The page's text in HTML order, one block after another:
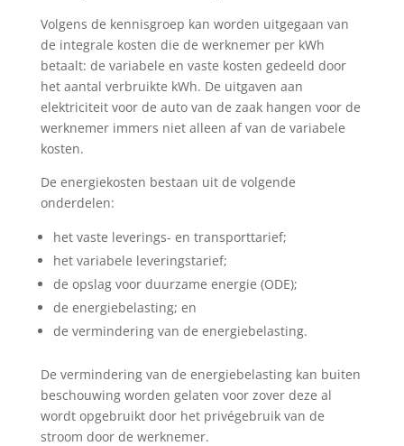
Volgens de kennisgroep kan worden uitgegaan van
de integrale kosten die de werknemer per kWh
betaalt: de variabele en vaste kosten gedeeld door
het aantal verbruikte kWh. De uitgaven aan
elektriciteit voor de auto van de zaak hangen voor de
werknemer immers niet alleen af van de variabele
kosten.
De energiekosten bestaan uit de volgende
onderdelen:
het vaste leverings- en transporttarief;
het variabele leveringstarief;
de opslag voor duurzame energie (ODE);
de energiebelasting; en
de vermindering van de energiebelasting.
De vermindering van de energiebelasting kan buiten
beschouwing worden gelaten voor zover deze al
wordt opgebruikt door het privégebruik van de
stroom door de werknemer.